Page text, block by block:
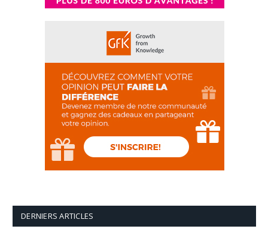
DERNIERS ARTICLES